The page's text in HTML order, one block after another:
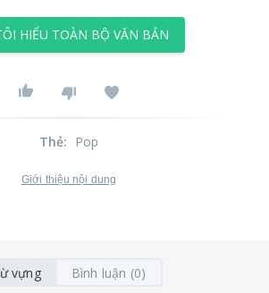
HIỂU TOÀN BỘ VĂN BẢN
Thẻ: Pop
Giới thiệu nội dung
vựng Bình luận (0)